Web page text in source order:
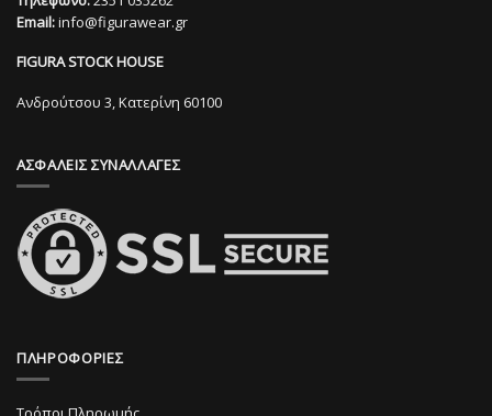
Οι
επιλογές
μπορούν
επιλεγούν
του
Email:info@figurawear.gr
FIGURA STOCK HOUSE
Ανδρούτσου 3, Κατερίνη 60100
ΑΣΦΑΛΕΙΣ ΣΥΝΑΛΛΑΓΕΣ
ΠΛΗΡΟΦΟΡΙΕΣ